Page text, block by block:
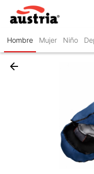
Hombre Mujer Niño
arrow_back